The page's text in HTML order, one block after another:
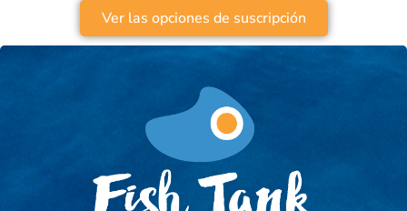
Ver las opciones de suscripción